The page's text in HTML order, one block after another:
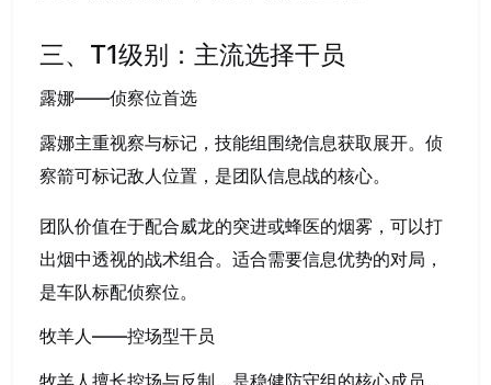
三、T1级别：主流选择干员
露娜——侦察位首选
露娜主重视察与标记，技能组围绕信息获取展开。侦
察箭可标记敌人位置，是团队信息战的核心。
团队价值在于配合威龙的突进或蜂医的烟雾，可以打
出烟中透视的战术组合。适合需要信息优势的对局，
是车队标配侦察位。
牧羊人——控场型干员
牧羊人擅长控场与反制，是稳健防守组的核心成员。